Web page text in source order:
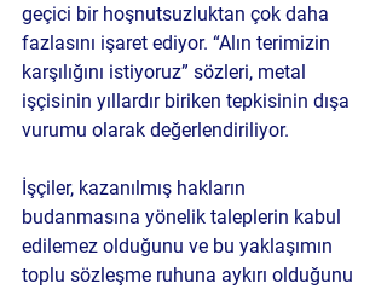
geçici bir hoşnutsuzluktan çok daha
fazlasını işaret ediyor. “Alın terimizin
karşılığını istiyoruz” sözleri, metal
işçisinin yıllardır biriken tepkisinin dışa
vurumu olarak değerlendiriliyor.
İşçiler, kazanılmış hakların
budanmasına yönelik taleplerin kabul
edilemez olduğunu ve bu yaklaşımın
toplu sözleşme ruhuna aykırı olduğunu